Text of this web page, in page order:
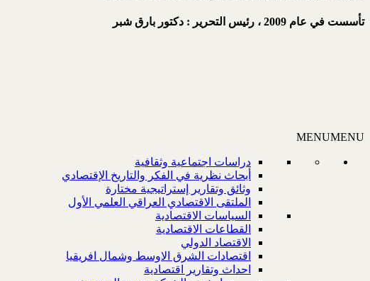
تأسست في عام 2009 ، رئيس التحرير : دكتور بارق شبر
MENUMENU
دراسات اجتماعية وثقافية
أبحاث نظرية في الفكر والتاريخ الإقتصادي
وثائق وتقارير إستراتيجية مختارة
الملتقى الاقتصادي العراقي العلمي الأول
السياسات الاقتصادية
القطاعات الاقتصادية
الاقتصاد الدولي
اقتصادات الشرق الاوسط وشمال افريقيا
احداث وتقارير اقتصادية